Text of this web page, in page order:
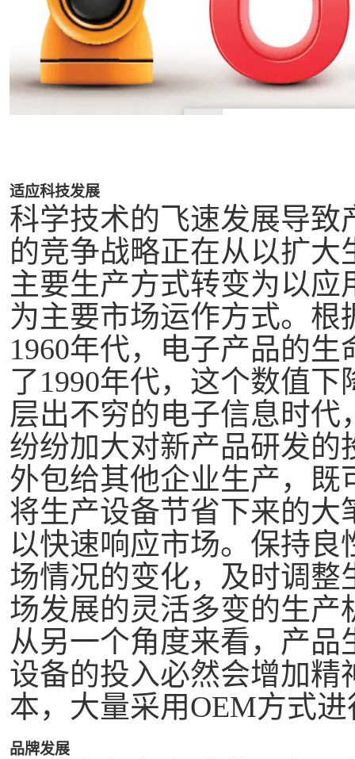
适应科技发展
科学技术的飞速发展导
的竞争战略正在从以扩
主要生产方式转变为以
为主要市场运作方式。根
1960年代，电子产品的
了1990年代，这个数值
层出不穷的电子信息时
纷纷加大对新产品研发
外包给其他企业生产，
将生产设备节省下来的
以快速响应市场。保持
场情况的变化，及时调
场发展的灵活多变的生产
从另一个角度来看，产
设备的投入必然会增加
本，大量采用OEM方式
品牌发展